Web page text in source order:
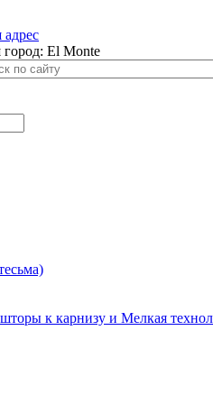
El Monte
к карнизу и Мелкая